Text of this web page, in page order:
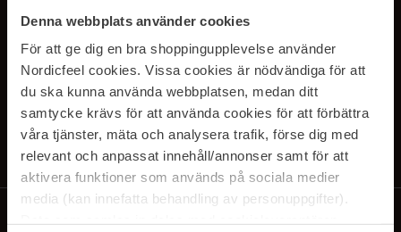
Denna webbplats använder cookies
För att ge dig en bra shoppingupplevelse använder
Nordicfeel cookies. Vissa cookies är nödvändiga för att
du ska kunna använda webbplatsen, medan ditt
samtycke krävs för att använda cookies för att förbättra
våra tjänster, mäta och analysera trafik, förse dig med
relevant och anpassat innehåll/annonser samt för att
aktivera funktioner som används på sociala medier
media (kan innefatta behandling av personuppgifter).
PRENUMERERA PÅ VÅRA
NYHETSBREV
Genom att prenumerera accepterar du vårIntegritetspolicy.
Avprenumerera när som helst.